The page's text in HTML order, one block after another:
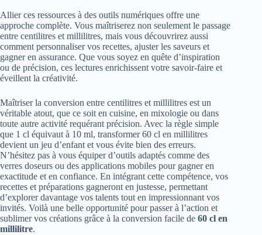
Allier ces ressources à des outils numériques offre une
approche complète. Vous maîtriserez non seulement le passage
entre centilitres et millilitres, mais vous découvrirez aussi
comment personnaliser vos recettes, ajuster les saveurs et
gagner en assurance. Que vous soyez en quête d’inspiration
ou de précision, ces lectures enrichissent votre savoir-faire et
éveillent la créativité.
Maîtriser la conversion entre centilitres et millilitres est un
véritable atout, que ce soit en cuisine, en mixologie ou dans
toute autre activité requérant précision. Avec la règle simple
que 1 cl équivaut à 10 ml, transformer 60 cl en millilitres
devient un jeu d’enfant et vous évite bien des erreurs.
N’hésitez pas à vous équiper d’outils adaptés comme des
verres doseurs ou des applications mobiles pour gagner en
exactitude et en confiance. En intégrant cette compétence, vos
recettes et préparations gagneront en justesse, permettant
d’explorer davantage vos talents tout en impressionnant vos
invités. Voilà une belle opportunité pour passer à l’action et
sublimer vos créations grâce à la conversion facile de 60 cl en
millilitre.